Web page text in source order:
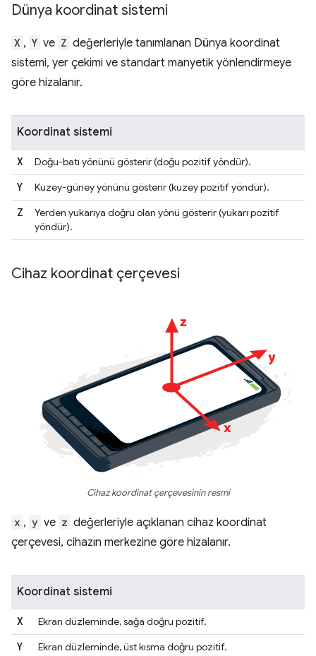
Dünya koordinat sistemi
X , Y ve Z değerleriyle tanımlanan Dünya koordinat
sistemi, yer çekimi ve standart manyetik yönlendirmeye
göre hizalanır.
Koordinat sistemi
X Doğu-batı yönünü gösterir (doğu pozitif yöndür).
Y Kuzey-güney yönünü gösterir (kuzey pozitif yöndür).
Z
Yerden yukarıya doğru olan yönü gösterir (yukarı pozitif
yöndür).
Cihaz koordinat çerçevesi
Cihaz koordinat çerçevesinin resmi
x , y ve z değerleriyle açıklanan cihaz koordinat
çerçevesi, cihazın merkezine göre hizalanır.
Koordinat sistemi
X Ekran düzleminde, sağa doğru pozitif.
Y Ekran düzleminde, üst kısma doğru pozitif.